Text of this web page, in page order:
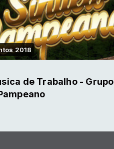
2018
de Trabalho - Grupo